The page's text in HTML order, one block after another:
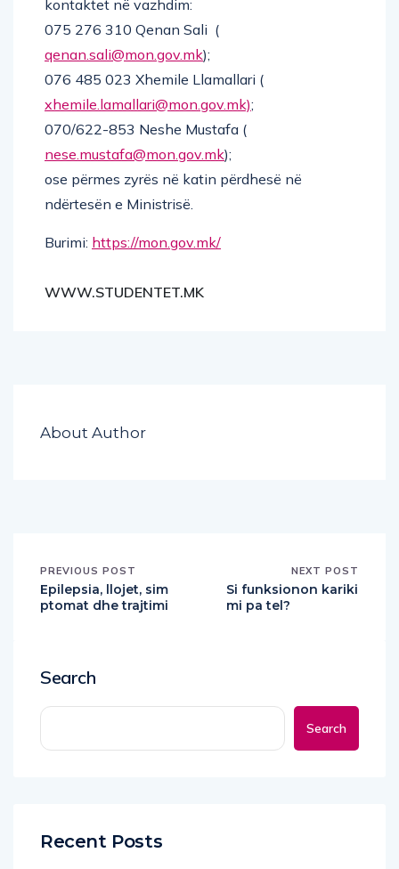
kontaktet në vazhdim:
075 276 310 Qenan Sali (
qenan.sali@mon.gov.mk);
076 485 023 Xhemile Llamallari (
xhemile.lamallari@mon.gov.mk);
070/622-853 Neshe Mustafa (
nese.mustafa@mon.gov.mk);
ose përmes zyrës në katin përdhesë në
ndërtesën e Ministrisë.
Burimi: https://mon.gov.mk/
WWW.STUDENTET.MK
About Author
PREVIOUS POST
Epilepsia, llojet, sim
ptomat dhe trajtimi
NEXT POST
Si funksionon kariki
mi pa tel?
Search
Search
Recent Posts